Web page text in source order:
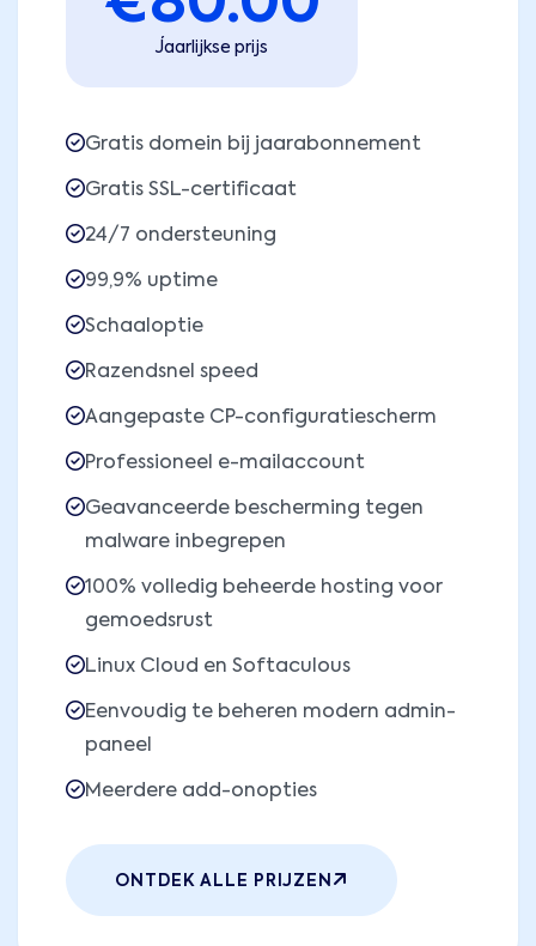
Jaarlijkse prijs
Gratis domein bij jaarabonnement
Gratis SSL-certificaat
24/7 ondersteuning
99,9% uptime
Schaaloptie
Razendsnel speed
Aangepaste CP-configuratiescherm
Professioneel e-mailaccount
Geavanceerde bescherming tegen
malware inbegrepen
100% volledig beheerde hosting voor
gemoedsrust
Linux Cloud en Softaculous
Eenvoudig te beheren modern admin-
paneel
Meerdere add-onopties
ONTDEK ALLE PRIJZEN